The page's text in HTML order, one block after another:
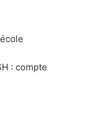
: compte